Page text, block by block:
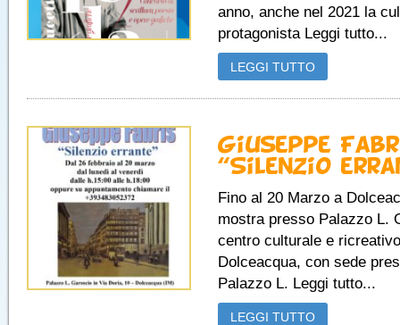
anno, anche nel 2021 la
protagonista Leggi tutto...
LEGGI TUTTO
Giuseppe
“Silenzio
Fino al 20 Marzo a
mostra presso Palazzo L.
centro culturale e
Dolceacqua, con sede
Palazzo L. Leggi tutto...
LEGGI TUTTO